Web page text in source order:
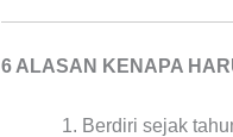
6 ALASAN KENAPA
Berdiri sejak